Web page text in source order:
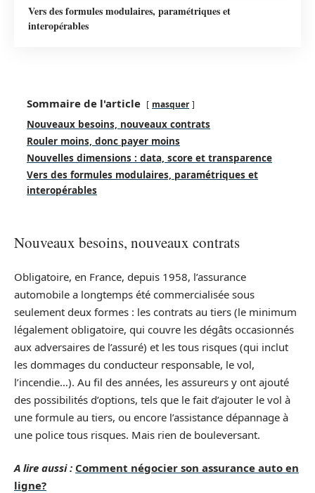
Vers des formules modulaires, paramétriques et
interopérables
Sommaire de l'article masquer
Nouveaux besoins, nouveaux contrats
Rouler moins, donc payer moins
Nouvelles dimensions : data, score et transparence
Vers des formules modulaires, paramétriques et
interopérables
Nouveaux besoins, nouveaux contrats
Obligatoire, en France, depuis 1958, l’assurance
automobile a longtemps été commercialisée sous
seulement deux formes : les contrats au tiers (le minimum
légalement obligatoire, qui couvre les dégâts occasionnés
aux adversaires de l’assuré) et les tous risques (qui inclut
les dommages du conducteur responsable, le vol,
l’incendie…). Au fil des années, les assureurs y ont ajouté
des possibilités d’options, tels que le fait d’ajouter le vol à
une formule au tiers, ou encore l’assistance dépannage à
une police tous risques. Mais rien de bouleversant.
A lire aussi : Comment négocier son assurance auto en
ligne?